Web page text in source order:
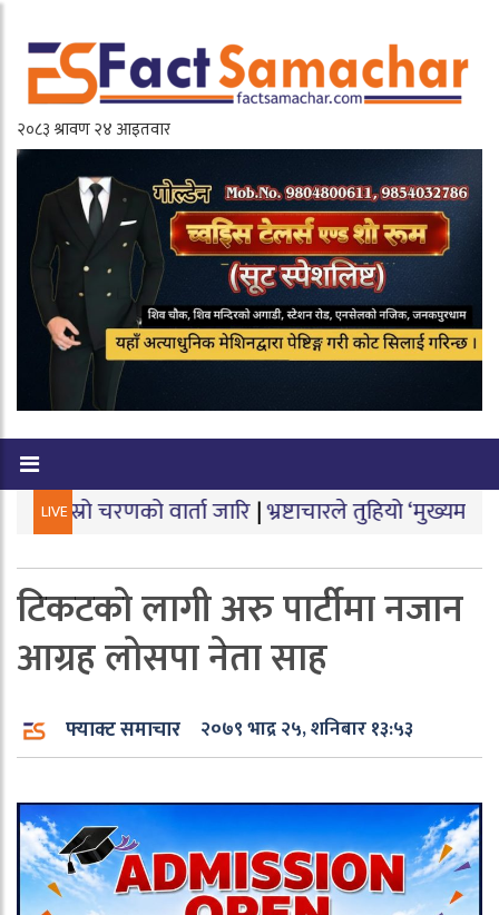
LIVE
वार्ता जारि|भ्रष्टाचारले तुहियो ‘मुख्यमन्त्री बेटी
टिकटको लागी अरु पार्टीमा नजान
आग्रह लोसपा नेता साह
फ्याक्ट समाचार २०७९ भाद्र २५, शनिबार १३:५३